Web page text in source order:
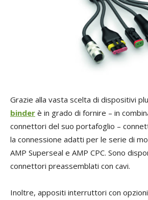
Grazie alla vasta scelta di dispositivi
binder è in grado di fornire – in
connettori del suo portafoglio –
la connessione adatti per le serie di
AMP Superseal e AMP CPC. Sono
connettori preassemblati con cavi.
Inoltre, appositi interruttori con